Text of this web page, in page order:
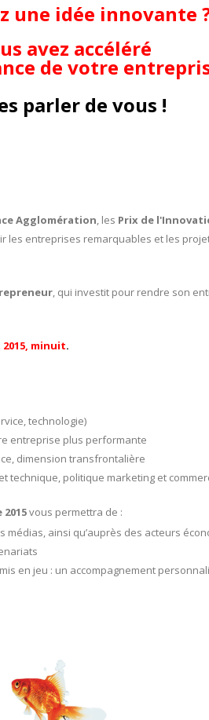
une idée innovante
avez accéléré
de votre
parler de vous !
Agglomération, les Prix de
les entreprises remarquables et les
, qui investit pour rendre son
minuit.
technologie)
entreprise plus performante
dimension transfrontalière
technique, politique marketing et
vous permettra de :
ainsi qu’auprès des acteurs
en jeu : un accompagnement